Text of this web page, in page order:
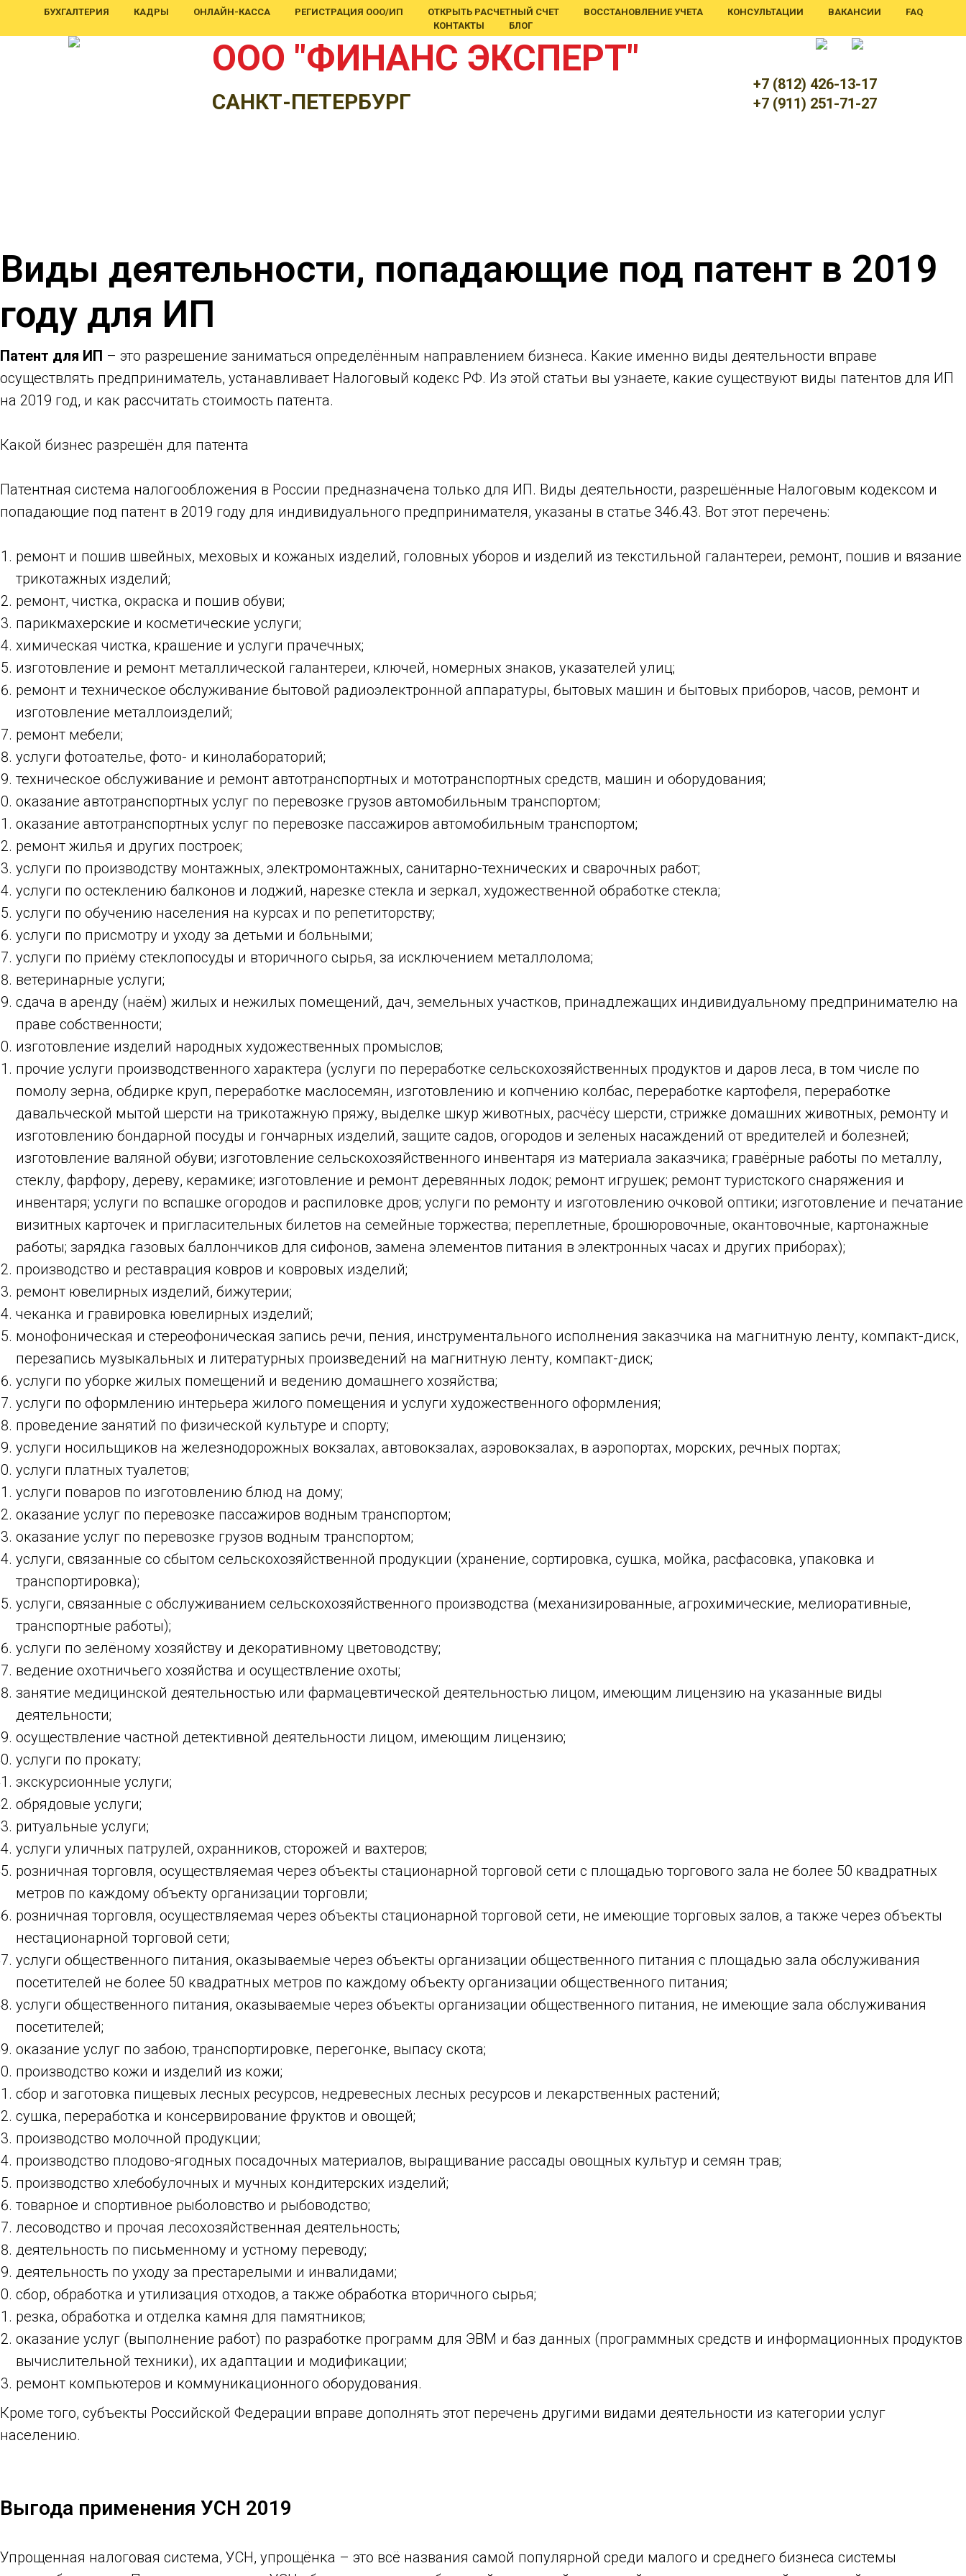
ООО "ФИНАНС ЭКСПЕРТ"
САНКТ-ПЕТЕРБУРГ +7 (911) 251-71-27
+7 (812) 426-13-17
БУХГАЛТЕРИЯ КАДРЫ ОНЛАЙН-КАССА РЕГИСТРАЦИЯ ООО/ИП ОТКРЫТЬ РАСЧЕТНЫЙ СЧЕТ ВОССТАНОВЛЕНИЕ УЧЕТА КОНСУЛЬТАЦИИ ВАКАНСИИ
FAQ
КОНТАКТЫ
БЛОГ
Виды деятельности, попадающие под патент в 2019
году для ИП
Патент для ИП – это разрешение заниматься определённым направлением бизнеса. Какие именно виды деятельности вправе
осуществлять предприниматель, устанавливает Налоговый кодекс РФ. Из этой статьи вы узнаете, какие существуют виды патентов для ИП
на 2019 год, и как рассчитать стоимость патента.
Какой бизнес разрешён для патента
Патентная система налогообложения в России предназначена только для ИП. Виды деятельности, разрешённые Налоговым кодексом и
попадающие под патент в 2019 году для индивидуального предпринимателя, указаны в статье 346.43. Вот этот перечень:
ремонт и пошив швейных, меховых и кожаных изделий, головных уборов и изделий из текстильной галантереи, ремонт, пошив и вязание
трикотажных изделий;
ремонт, чистка, окраска и пошив обуви;
парикмахерские и косметические услуги;
химическая чистка, крашение и услуги прачечных;
изготовление и ремонт металлической галантереи, ключей, номерных знаков, указателей улиц;
ремонт и техническое обслуживание бытовой радиоэлектронной аппаратуры, бытовых машин и бытовых приборов, часов, ремонт и
изготовление металлоизделий;
ремонт мебели;
услуги фотоателье, фото- и кинолабораторий;
техническое обслуживание и ремонт автотранспортных и мототранспортных средств, машин и оборудования;
оказание автотранспортных услуг по перевозке грузов автомобильным транспортом;
оказание автотранспортных услуг по перевозке пассажиров автомобильным транспортом;
ремонт жилья и других построек;
услуги по производству монтажных, электромонтажных, санитарно-технических и сварочных работ;
услуги по остеклению балконов и лоджий, нарезке стекла и зеркал, художественной обработке стекла;
услуги по обучению населения на курсах и по репетиторству;
услуги по присмотру и уходу за детьми и больными;
услуги по приёму стеклопосуды и вторичного сырья, за исключением металлолома;
ветеринарные услуги;
сдача в аренду (наём) жилых и нежилых помещений, дач, земельных участков, принадлежащих индивидуальному предпринимателю на
праве собственности;
изготовление изделий народных художественных промыслов;
прочие услуги производственного характера (услуги по переработке сельскохозяйственных продуктов и даров леса, в том числе по
помолу зерна, обдирке круп, переработке маслосемян, изготовлению и копчению колбас, переработке картофеля, переработке
давальческой мытой шерсти на трикотажную пряжу, выделке шкур животных, расчёсу шерсти, стрижке домашних животных, ремонту и
изготовлению бондарной посуды и гончарных изделий, защите садов, огородов и зеленых насаждений от вредителей и болезней;
изготовление валяной обуви; изготовление сельскохозяйственного инвентаря из материала заказчика; гравёрные работы по металлу,
стеклу, фарфору, дереву, керамике; изготовление и ремонт деревянных лодок; ремонт игрушек; ремонт туристского снаряжения и
инвентаря; услуги по вспашке огородов и распиловке дров; услуги по ремонту и изготовлению очковой оптики; изготовление и печатание
визитных карточек и пригласительных билетов на семейные торжества; переплетные, брошюровочные, окантовочные, картонажные
работы; зарядка газовых баллончиков для сифонов, замена элементов питания в электронных часах и других приборах);
производство и реставрация ковров и ковровых изделий;
ремонт ювелирных изделий, бижутерии;
чеканка и гравировка ювелирных изделий;
монофоническая и стереофоническая запись речи, пения, инструментального исполнения заказчика на магнитную ленту, компакт-диск,
перезапись музыкальных и литературных произведений на магнитную ленту, компакт-диск;
услуги по уборке жилых помещений и ведению домашнего хозяйства;
услуги по оформлению интерьера жилого помещения и услуги художественного оформления;
проведение занятий по физической культуре и спорту;
услуги носильщиков на железнодорожных вокзалах, автовокзалах, аэровокзалах, в аэропортах, морских, речных портах;
услуги платных туалетов;
услуги поваров по изготовлению блюд на дому;
оказание услуг по перевозке пассажиров водным транспортом;
оказание услуг по перевозке грузов водным транспортом;
услуги, связанные со сбытом сельскохозяйственной продукции (хранение, сортировка, сушка, мойка, расфасовка, упаковка и
транспортировка);
услуги, связанные с обслуживанием сельскохозяйственного производства (механизированные, агрохимические, мелиоративные,
транспортные работы);
услуги по зелёному хозяйству и декоративному цветоводству;
ведение охотничьего хозяйства и осуществление охоты;
занятие медицинской деятельностью или фармацевтической деятельностью лицом, имеющим лицензию на указанные виды
деятельности;
осуществление частной детективной деятельности лицом, имеющим лицензию;
услуги по прокату;
экскурсионные услуги;
обрядовые услуги;
ритуальные услуги;
услуги уличных патрулей, охранников, сторожей и вахтеров;
розничная торговля, осуществляемая через объекты стационарной торговой сети с площадью торгового зала не более 50 квадратных
метров по каждому объекту организации торговли;
розничная торговля, осуществляемая через объекты стационарной торговой сети, не имеющие торговых залов, а также через объекты
нестационарной торговой сети;
услуги общественного питания, оказываемые через объекты организации общественного питания с площадью зала обслуживания
посетителей не более 50 квадратных метров по каждому объекту организации общественного питания;
услуги общественного питания, оказываемые через объекты организации общественного питания, не имеющие зала обслуживания
посетителей;
оказание услуг по забою, транспортировке, перегонке, выпасу скота;
производство кожи и изделий из кожи;
сбор и заготовка пищевых лесных ресурсов, недревесных лесных ресурсов и лекарственных растений;
сушка, переработка и консервирование фруктов и овощей;
производство молочной продукции;
производство плодово-ягодных посадочных материалов, выращивание рассады овощных культур и семян трав;
производство хлебобулочных и мучных кондитерских изделий;
товарное и спортивное рыболовство и рыбоводство;
лесоводство и прочая лесохозяйственная деятельность;
деятельность по письменному и устному переводу;
деятельность по уходу за престарелыми и инвалидами;
сбор, обработка и утилизация отходов, а также обработка вторичного сырья;
резка, обработка и отделка камня для памятников;
оказание услуг (выполнение работ) по разработке программ для ЭВМ и баз данных (программных средств и информационных продуктов
вычислительной техники), их адаптации и модификации;
ремонт компьютеров и коммуникационного оборудования.
Кроме того, субъекты Российской Федерации вправе дополнять этот перечень другими видами деятельности из категории услуг
населению.
Выгода применения УСН 2019
Упрощенная налоговая система, УСН, упрощёнка – это всё названия самой популярной среди малого и среднего бизнеса системы